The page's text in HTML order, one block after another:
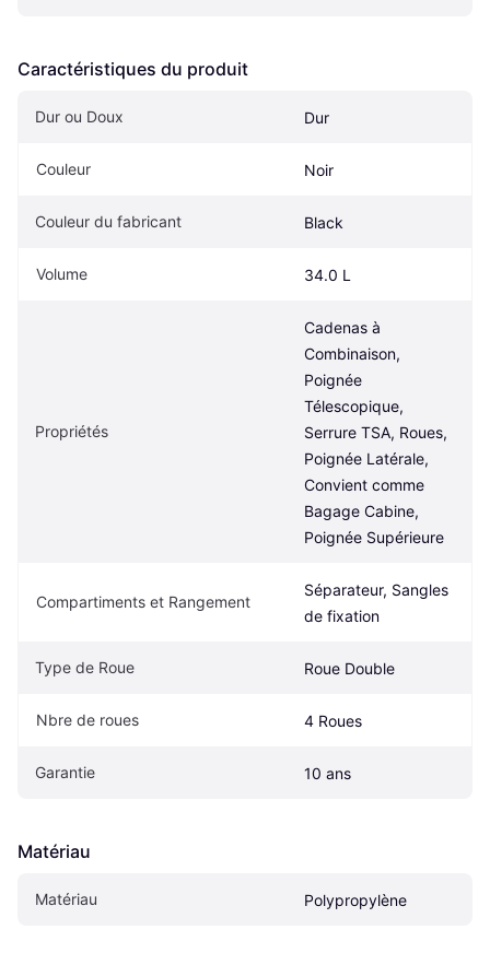
Caractéristiques du produit
Dur ou Doux Dur
Couleur Noir
Couleur du fabricant Black
Volume 34.0 L
Propriétés
Cadenas à
Combinaison,
Poignée
Télescopique,
Serrure TSA, Roues,
Poignée Latérale,
Convient comme
Bagage Cabine,
Poignée Supérieure
Compartiments et Rangement
Séparateur, Sangles
de fixation
Type de Roue Roue Double
Nbre de roues 4 Roues
Garantie 10 ans
Matériau
Matériau Polypropylène